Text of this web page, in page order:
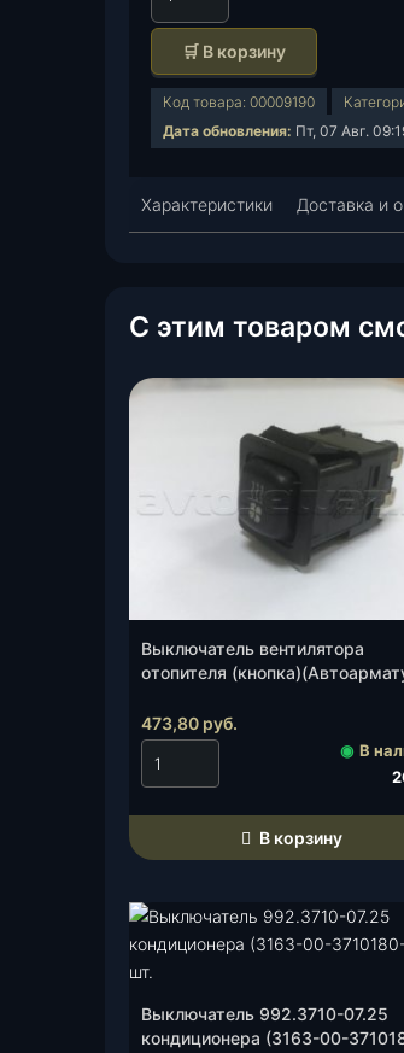
л
и
ч
с
в
о
а
л
т
е
л
о
б
о
г
е
р
к
а
л
🛒 В корзину
Код товара: 00009190
Дата обновления: Пт, 07 Авг.
Характеристики Доставка и
С этим товаром
Выключатель вентилятора
отопителя
473,80 руб.
◉ В
В корзину
Выключатель 992.3710-07.25
кондиционера (3163-00-